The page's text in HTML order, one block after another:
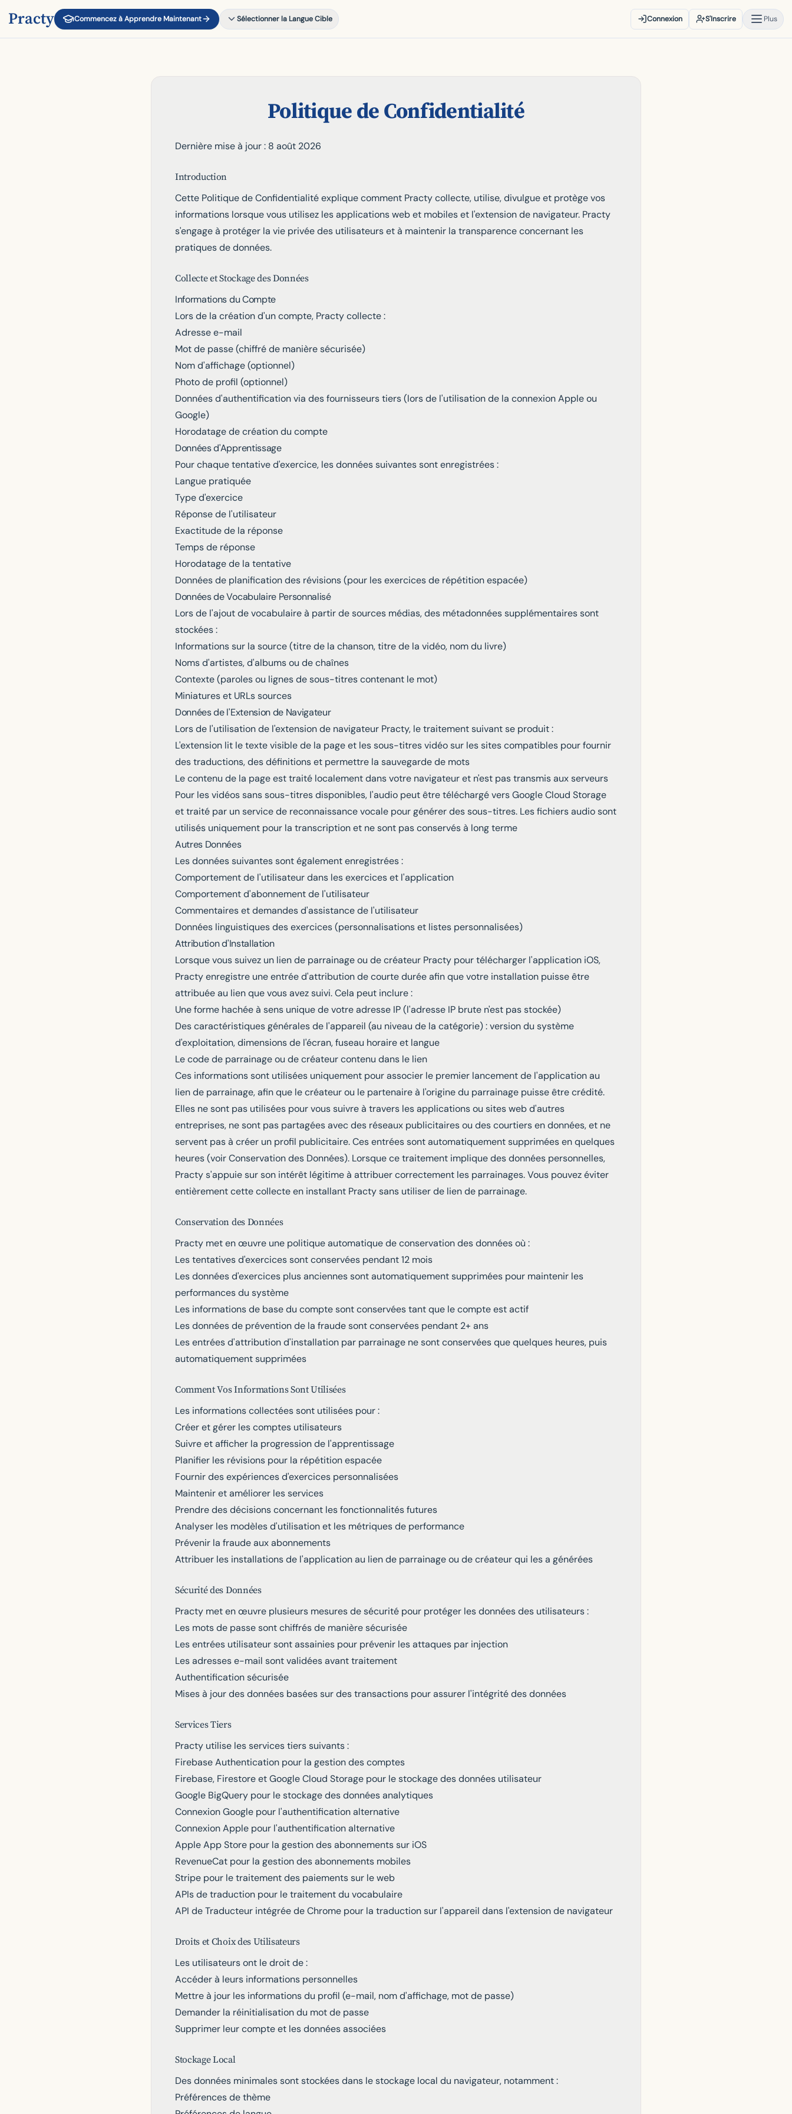
Practy Commencez à Apprendre Maintenant Sélectionner la Langue Cible Connexion S'Inscrire Plus
Politique de Confidentialité
Dernière mise à jour : 8 août 2026
Introduction
Cette Politique de Confidentialité explique comment Practy collecte, utilise, divulgue et protège vos
informations lorsque vous utilisez les applications web et mobiles et l'extension de navigateur. Practy
s'engage à protéger la vie privée des utilisateurs et à maintenir la transparence concernant les
pratiques de données.
Collecte et Stockage des Données
Informations du Compte
Lors de la création d'un compte, Practy collecte :
Adresse e-mail
Mot de passe (chiffré de manière sécurisée)
Nom d'affichage (optionnel)
Photo de profil (optionnel)
Données d'authentification via des fournisseurs tiers (lors de l'utilisation de la connexion Apple ou
Google)
Horodatage de création du compte
Données d'Apprentissage
Pour chaque tentative d'exercice, les données suivantes sont enregistrées :
Langue pratiquée
Type d'exercice
Réponse de l'utilisateur
Exactitude de la réponse
Temps de réponse
Horodatage de la tentative
Données de planification des révisions (pour les exercices de répétition espacée)
Données de Vocabulaire Personnalisé
Lors de l'ajout de vocabulaire à partir de sources médias, des métadonnées supplémentaires sont
stockées :
Informations sur la source (titre de la chanson, titre de la vidéo, nom du livre)
Noms d'artistes, d'albums ou de chaînes
Contexte (paroles ou lignes de sous-titres contenant le mot)
Miniatures et URLs sources
Données de l'Extension de Navigateur
Lors de l'utilisation de l'extension de navigateur Practy, le traitement suivant se produit :
L'extension lit le texte visible de la page et les sous-titres vidéo sur les sites compatibles pour fournir
des traductions, des définitions et permettre la sauvegarde de mots
Le contenu de la page est traité localement dans votre navigateur et n'est pas transmis aux serveurs
Pour les vidéos sans sous-titres disponibles, l'audio peut être téléchargé vers Google Cloud Storage
et traité par un service de reconnaissance vocale pour générer des sous-titres. Les fichiers audio sont
utilisés uniquement pour la transcription et ne sont pas conservés à long terme
Autres Données
Les données suivantes sont également enregistrées :
Comportement de l'utilisateur dans les exercices et l'application
Comportement d'abonnement de l'utilisateur
Commentaires et demandes d'assistance de l'utilisateur
Données linguistiques des exercices (personnalisations et listes personnalisées)
Attribution d'Installation
Lorsque vous suivez un lien de parrainage ou de créateur Practy pour télécharger l'application iOS,
Practy enregistre une entrée d'attribution de courte durée afin que votre installation puisse être
attribuée au lien que vous avez suivi. Cela peut inclure :
Une forme hachée à sens unique de votre adresse IP (l'adresse IP brute n'est pas stockée)
Des caractéristiques générales de l'appareil (au niveau de la catégorie) : version du système
d'exploitation, dimensions de l'écran, fuseau horaire et langue
Le code de parrainage ou de créateur contenu dans le lien
Ces informations sont utilisées uniquement pour associer le premier lancement de l'application au
lien de parrainage, afin que le créateur ou le partenaire à l'origine du parrainage puisse être crédité.
Elles ne sont pas utilisées pour vous suivre à travers les applications ou sites web d'autres
entreprises, ne sont pas partagées avec des réseaux publicitaires ou des courtiers en données, et ne
servent pas à créer un profil publicitaire. Ces entrées sont automatiquement supprimées en quelques
heures (voir Conservation des Données). Lorsque ce traitement implique des données personnelles,
Practy s'appuie sur son intérêt légitime à attribuer correctement les parrainages. Vous pouvez éviter
entièrement cette collecte en installant Practy sans utiliser de lien de parrainage.
Conservation des Données
Practy met en œuvre une politique automatique de conservation des données où :
Les tentatives d'exercices sont conservées pendant 12 mois
Les données d'exercices plus anciennes sont automatiquement supprimées pour maintenir les
performances du système
Les informations de base du compte sont conservées tant que le compte est actif
Les données de prévention de la fraude sont conservées pendant 2+ ans
Les entrées d'attribution d'installation par parrainage ne sont conservées que quelques heures, puis
automatiquement supprimées
Comment Vos Informations Sont Utilisées
Les informations collectées sont utilisées pour :
Créer et gérer les comptes utilisateurs
Suivre et afficher la progression de l'apprentissage
Planifier les révisions pour la répétition espacée
Fournir des expériences d'exercices personnalisées
Maintenir et améliorer les services
Prendre des décisions concernant les fonctionnalités futures
Analyser les modèles d'utilisation et les métriques de performance
Prévenir la fraude aux abonnements
Attribuer les installations de l'application au lien de parrainage ou de créateur qui les a générées
Sécurité des Données
Practy met en œuvre plusieurs mesures de sécurité pour protéger les données des utilisateurs :
Les mots de passe sont chiffrés de manière sécurisée
Les entrées utilisateur sont assainies pour prévenir les attaques par injection
Les adresses e-mail sont validées avant traitement
Authentification sécurisée
Mises à jour des données basées sur des transactions pour assurer l'intégrité des données
Services Tiers
Practy utilise les services tiers suivants :
Firebase Authentication pour la gestion des comptes
Firebase, Firestore et Google Cloud Storage pour le stockage des données utilisateur
Google BigQuery pour le stockage des données analytiques
Connexion Google pour l'authentification alternative
Connexion Apple pour l'authentification alternative
Apple App Store pour la gestion des abonnements sur iOS
RevenueCat pour la gestion des abonnements mobiles
Stripe pour le traitement des paiements sur le web
APIs de traduction pour le traitement du vocabulaire
API de Traducteur intégrée de Chrome pour la traduction sur l'appareil dans l'extension de navigateur
Droits et Choix des Utilisateurs
Les utilisateurs ont le droit de :
Accéder à leurs informations personnelles
Mettre à jour les informations du profil (e-mail, nom d'affichage, mot de passe)
Demander la réinitialisation du mot de passe
Supprimer leur compte et les données associées
Stockage Local
Des données minimales sont stockées dans le stockage local du navigateur, notamment :
Préférences de thème